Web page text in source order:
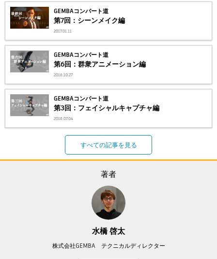
GEMBAコンバート道
第7回：シーンメイク編
2017.01.11
GEMBAコンバート道
第6回：群衆アニメーション編
2016.10.27
GEMBAコンバート道
第3回：フェイシャルキャプチャ編
2016.07.04
すべての記事を見る
著者
水橋 啓太
株式会社GEMBA テクニカルディレクター